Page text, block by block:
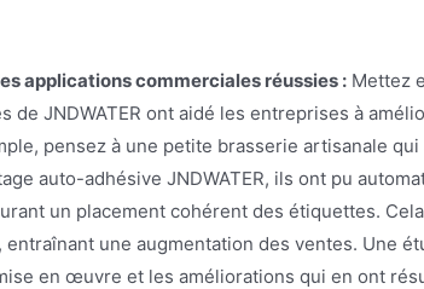
applications commerciales réussies : Mettez
de JNDWATER ont aidé les entreprises à
pensez à une petite brasserie artisanale
auto-adhésive JNDWATER, ils ont pu
un placement cohérent des étiquettes.
une augmentation des ventes. Une
en œuvre et les améliorations qui en ont